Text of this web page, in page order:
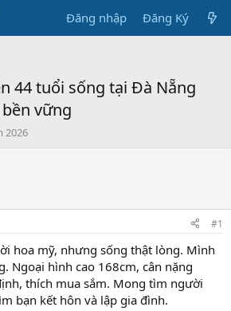
Đăng nhập Đăng Ký
44 tuổi sống tại Đà Nẵng
vững
2026
#1
hoa mỹ, nhưng sống thật lòng. Mình
Ngoại hình cao 168cm, cân nặng
thích mua sắm. Mong tìm người
bạn kết hôn và lập gia đình.